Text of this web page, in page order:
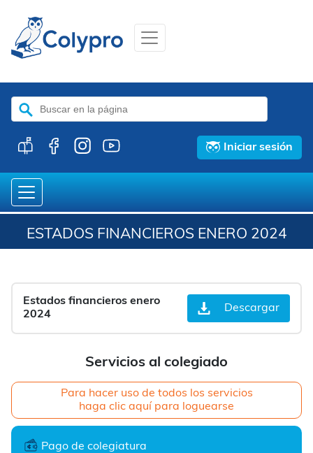
Buscar:
Iniciar sesión
ESTADOS FINANCIEROS ENERO 2024
Servicios al colegiado
Para hacer uso de todos los servicios
haga clic aquí para loguearse
Pago de colegiatura
Estados financieros enero
2024
Descargar